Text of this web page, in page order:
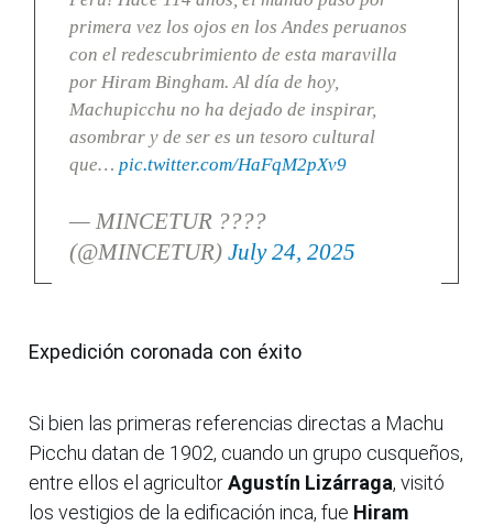
primera vez los ojos en los Andes peruanos
con el redescubrimiento de esta maravilla
por Hiram Bingham. Al día de hoy,
Machupicchu no ha dejado de inspirar,
asombrar y de ser es un tesoro cultural
que… pic.twitter.com/HaFqM2pXv9
— MINCETUR ????
(@MINCETUR) July 24, 2025
Expedición coronada con éxito
Si bien las primeras referencias directas a Machu
Picchu datan de 1902, cuando un grupo cusqueños,
entre ellos el agricultorAgustín Lizárraga, visitó
los vestigios de la edificación inca, fue Hiram